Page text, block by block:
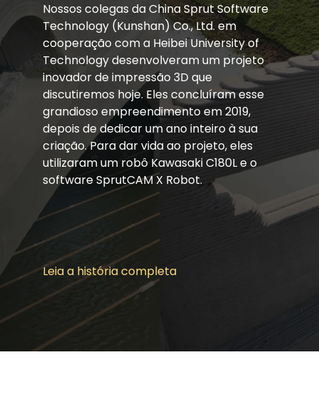
Nossos colegas da China Sprut Software
Technology (Kunshan) Co., Ltd. em
cooperação com a Heibei University of
Technology desenvolveram um projeto
inovador de impressão 3D que
discutiremos hoje. Eles concluíram esse
grandioso empreendimento em 2019,
depois de dedicar um ano inteiro à sua
criação. Para dar vida ao projeto, eles
utilizaram um robô Kawasaki C180L e o
software SprutCAM X Robot.
Leia a história completa